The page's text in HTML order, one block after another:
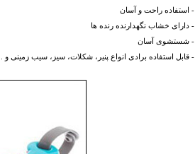
- استفاده راحت و آسان
- دارای خشاب نگهدارنده رنده ها
- شستشوی آسان
- قابل استفاده برادی انواع پنیر، شکلات، سیز، سیب زمینی و ...